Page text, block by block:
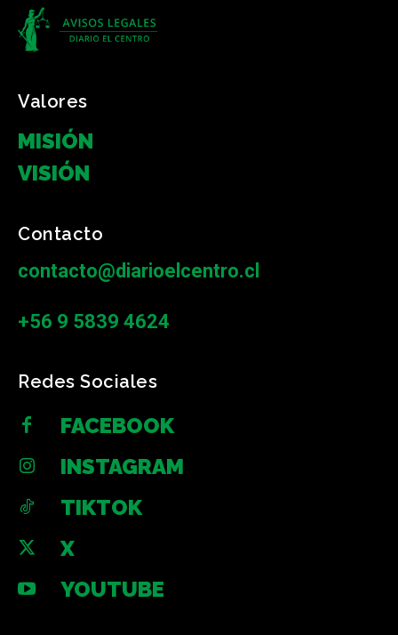
Valores
MISIÓN
VISIÓN
Contacto
contacto@diarioelcentro.cl
+56 9 5839 4624
Redes Sociales
FACEBOOK
INSTAGRAM
TIKTOK
X
YOUTUBE